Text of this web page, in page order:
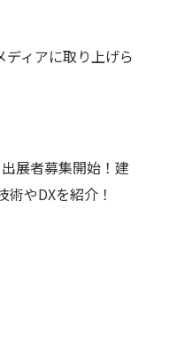
ディアに取り上げら
出展者募集開始！建
やDXを紹介！